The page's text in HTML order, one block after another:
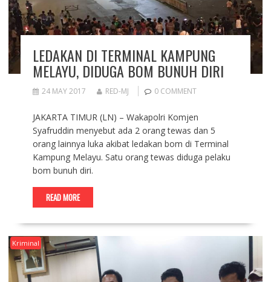
LEDAKAN DI TERMINAL KAMPUNG
MELAYU, DIDUGA BOM BUNUH DIRI
24 MAY 2017 RED-MJ 0 COMMENT
JAKARTA TIMUR (LN) – Wakapolri Komjen
Syafruddin menyebut ada 2 orang tewas dan 5
orang lainnya luka akibat ledakan bom di Terminal
Kampung Melayu. Satu orang tewas diduga pelaku
bom bunuh diri.
READ MORE
Kriminal